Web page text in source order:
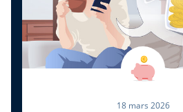
18 mars 2026